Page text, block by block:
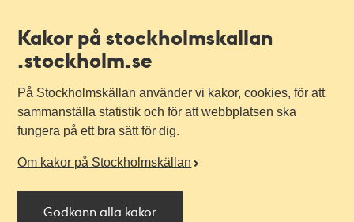
Kakor på stockholmskallan
.stockholm.se
På Stockholmskällan använder vi kakor, cookies, för att
sammanställa statistik och för att webbplatsen ska
fungera på ett bra sätt för dig.
Om kakor på Stockholmskällan
Godkänn alla kakor